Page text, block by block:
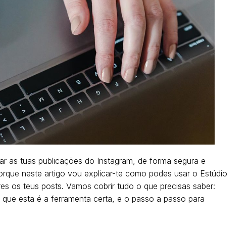
as tuas publicações do Instagram, de forma segura e
neste artigo vou explicar-te como podes usar o Estúdio
os teus posts. Vamos cobrir tudo o que precisas saber:
esta é a ferramenta certa, e o passo a passo para